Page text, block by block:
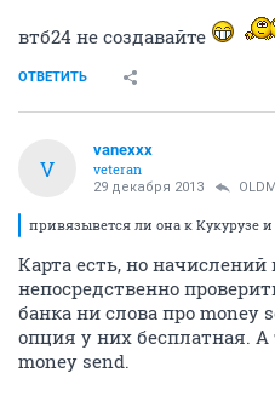
втб24 не создавайте
ОТВЕТИТЬ
V
vanexxx
veteran
29 декабря 2013
привязывется ли она к Кукурузе
Карта есть, но начислений
непосредственно
банка ни слова про money
опция у них бесплатная.
money send.